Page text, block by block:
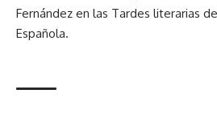
Fernández en las Tardes literarias
Española.